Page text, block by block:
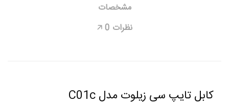
مشخصات
نظرات 0
🡥
کابل تایپ سی زیلوت مدل C01c